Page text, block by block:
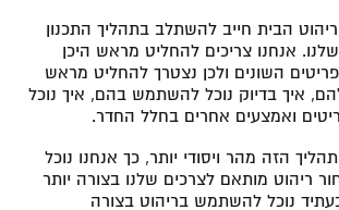
הבית חייב להשתלב בתהליך התכנון
אנחנו צריכים להחליט מראש היכן
השונים ולכן נצטרך להחליט מראש
איך בדיוק נוכל להשתמש בהם, איך נוכל
ואמצעים אחרים בחלל החדר.
הזה מהר ויסודי יותר, כך אנחנו נוכל
ריהוט מותאם לצרכים שלנו בצורה יותר
נוכל להשתמש בריהוט בצורה